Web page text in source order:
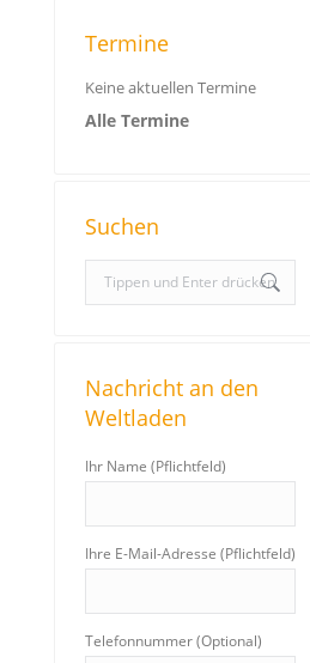
Termine
Keine aktuellen Termine
Alle Termine
Suchen
e
c
h
Nachricht an den
Weltladen
Ihr Name (Pflichtfeld)
Ihre E-Mail-Adresse (Pflichtfeld)
Telefonnummer (Optional)